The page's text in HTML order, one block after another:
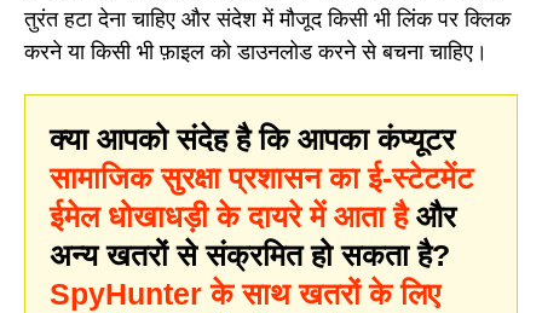
तुरंत हटा देना चाहिए और संदेश में मौजूद किसी भी लिंक पर क्लिक
करने या किसी भी फ़ाइल को डाउनलोड करने से बचना चाहिए।
क्या आपको संदेह है कि आपका कंप्यूटर
सामाजिक सुरक्षा प्रशासन का ई-स्टेटमेंट
ईमेल धोखाधड़ी के दायरे में आता हैऔर
अन्य खतरों से संक्रमित हो सकता है?
SpyHunter के साथ खतरों के लिए